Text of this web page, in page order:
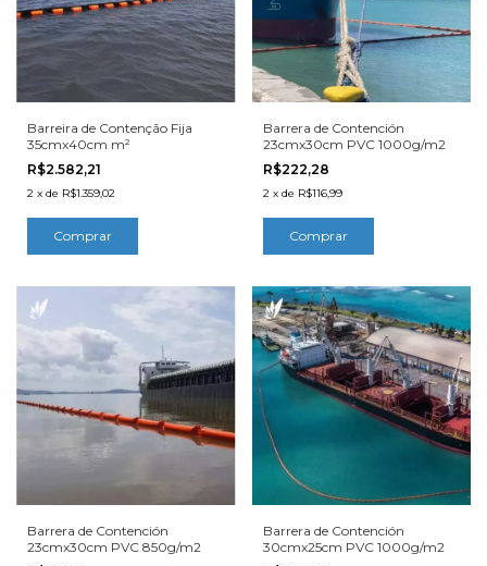
Barreira de Contenção Fija
35cmx40cm m²
R$2.582,21
2 x de R$1.359,02
Barrera de Contención
23cmx30cm PVC 1000g/m2
R$222,28
2 x de R$116,99
Barrera de Contención
23cmx30cm PVC 850g/m2
Barrera de Contención
30cmx25cm PVC 1000g/m2